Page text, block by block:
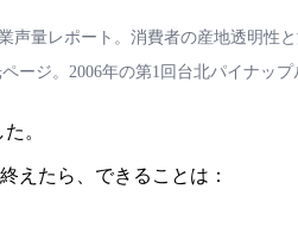
声量レポート。消費者の産地透明性
ージ。2006年の第1回台北パイナッ
。
えたら、できることは：